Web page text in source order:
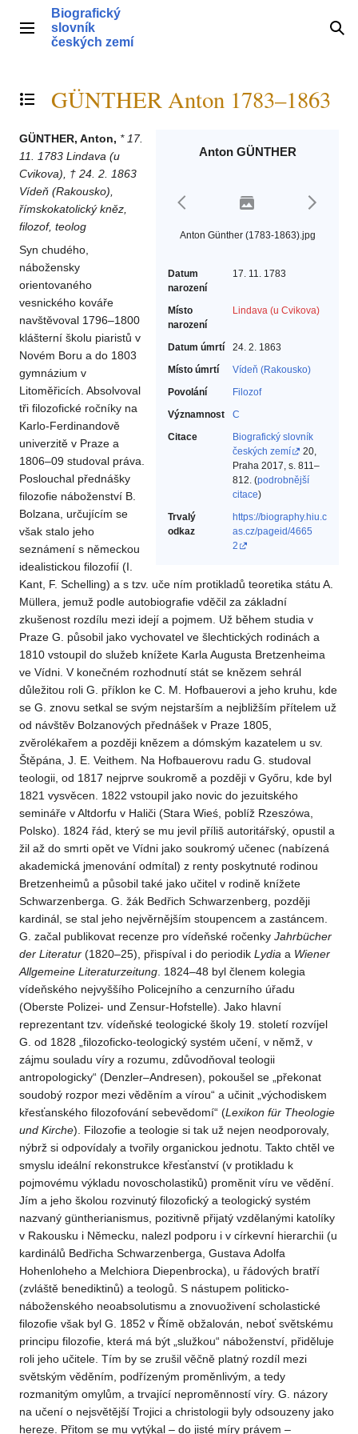
obsahHlavní menu
Biografický
slovník
českých zemí
Přepnout obsah
GÜNTHER Anton 1783–1863
Anton GÜNTHER
Anton Günther (1783-1863).jpg
Datum
narození
17. 11. 1783
Místo
narození
Lindava (u Cvikova)
Datum úmrtí
24. 2. 1863
Místo úmrtí
Vídeň (Rakousko)
Povolání
Filozof‎
Významnost
C
Citace
Biografický slovník
českých zemí
20,
Praha 2017, s. 811–
812. (podrobnější
citace)
Trvalý
odkaz
https://biography.hiu.c
as.cz/pageid/4665
2
GÜNTHER, Anton, * 17.
11. 1783 Lindava (u
Cvikova), † 24. 2. 1863
Vídeň (Rakousko),
římskokatolický kněz,
filozof, teolog
Syn chudého,
nábožensky
orientovaného
vesnického kováře
navštěvoval 1796–1800
klášterní školu piaristů v
Novém Boru a do 1803
gymnázium v
Litoměřicích. Absolvoval
tři filozofické ročníky na
Karlo-Ferdinandově
univerzitě v Praze a
1806–09 studoval práva.
Poslouchal přednášky
filozofie náboženství B.
Bolzana, určujícím se
však stalo jeho
seznámení s německou
idealistickou filozofií (I.
Kant, F. Schelling) a s tzv. uče ním protikladů teoretika státu A.
Müllera, jemuž podle autobiografie vděčil za základní
zkušenost rozdílu mezi idejí a pojmem. Už během studia v
Praze G. působil jako vychovatel ve šlechtických rodinách a
1810 vstoupil do služeb knížete Karla Augusta Bretzenheima
ve Vídni. V konečném rozhodnutí stát se knězem sehrál
důležitou roli G. příklon ke C. M. Hofbauerovi a jeho kruhu, kde
se G. znovu setkal se svým nejstarším a nejbližším přítelem už
od návštěv Bolzanových přednášek v Praze 1805,
zvěrolékařem a později knězem a dómským kazatelem u sv.
Štěpána, J. E. Veithem. Na Hofbauerovu radu G. studoval
teologii, od 1817 nejprve soukromě a později v Győru, kde byl
1821 vysvěcen. 1822 vstoupil jako novic do jezuitského
semináře v Altdorfu v Haliči (Stara Wieś, poblíž Rzeszówa,
Polsko). 1824 řád, který se mu jevil příliš autoritářský, opustil a
žil až do smrti opět ve Vídni jako soukromý učenec (nabízená
akademická jmenování odmítal) z renty poskytnuté rodinou
Bretzenheimů a působil také jako učitel v rodině knížete
Schwarzenberga. G. žák Bedřich Schwarzenberg, později
kardinál, se stal jeho nejvěrnějším stoupencem a zastáncem.
G. začal publikovat recenze pro vídeňské ročenky Jahrbücher
der Literatur (1820–25), přispíval i do periodik Lydia a Wiener
Allgemeine Literaturzeitung . 1824–48 byl členem kolegia
vídeňského nejvyššího Policejního a cenzurního úřadu
(Oberste Polizei- und Zensur-Hofstelle). Jako hlavní
reprezentant tzv. vídeňské teologické školy 19. století rozvíjel
G. od 1828 „filozoficko-teologický systém učení, v němž, v
zájmu souladu víry a rozumu, zdůvodňoval teologii
antropologicky“ (Denzler–Andresen), pokoušel se „překonat
soudobý rozpor mezi věděním a vírou“ a učinit „východiskem
křesťanského filozofování sebevědomí“ (Lexikon für Theologie
und Kirche). Filozofie a teologie si tak už nejen neodporovaly,
nýbrž si odpovídaly a tvořily organickou jednotu. Takto chtěl ve
smyslu ideální rekonstrukce křesťanství (v protikladu k
pojmovému výkladu novoscholastiků) proměnit víru ve vědění.
Jím a jeho školou rozvinutý filozofický a teologický systém
nazvaný güntherianismus, pozitivně přijatý vzdělanými katolíky
v Rakousku i Německu, nalezl podporu i v církevní hierarchii (u
kardinálů Bedřicha Schwarzenberga, Gustava Adolfa
Hohenloheho a Melchiora Diepenbrocka), u řádových bratří
(zvláště benediktinů) a teologů. S nástupem politicko-
náboženského neoabsolutismu a znovuoživení scholastické
filozofie však byl G. 1852 v Římě obžalován, neboť světskému
principu filozofie, která má být „služkou“ náboženství, přiděluje
roli jeho učitele. Tím by se zrušil věčně platný rozdíl mezi
světským věděním, podřízeným proměnlivým, a tedy
rozmanitým omylům, a trvající neproměnností víry. G. názory
na učení o nejsvětější Trojici a christologii byly odsouzeny jako
hereze. Přitom se mu vytýkal – do jisté míry právem –